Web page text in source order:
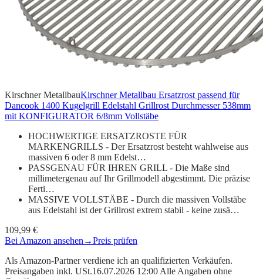
Kirschner MetallbauKirschner Metallbau Ersatzrost passend für
Dancook 1400 Kugelgrill Edelstahl Grillrost Durchmesser 538mm
mit KONFIGURATOR 6/8mm Vollstäbe
HOCHWERTIGE ERSATZROSTE FÜR
MARKENGRILLS - Der Ersatzrost besteht wahlweise aus
massiven 6 oder 8 mm Edelst…
PASSGENAU FÜR IHREN GRILL - Die Maße sind
millimetergenau auf Ihr Grillmodell abgestimmt. Die präzise
Ferti…
MASSIVE VOLLSTÄBE - Durch die massiven Vollstäbe
aus Edelstahl ist der Grillrost extrem stabil - keine zusä…
109,99 €
Bei Amazon ansehen →Preis prüfen
Als Amazon-Partner verdiene ich an qualifizierten Verkäufen.
Preisangaben inkl. USt.16.07.2026 12:00 Alle Angaben ohne